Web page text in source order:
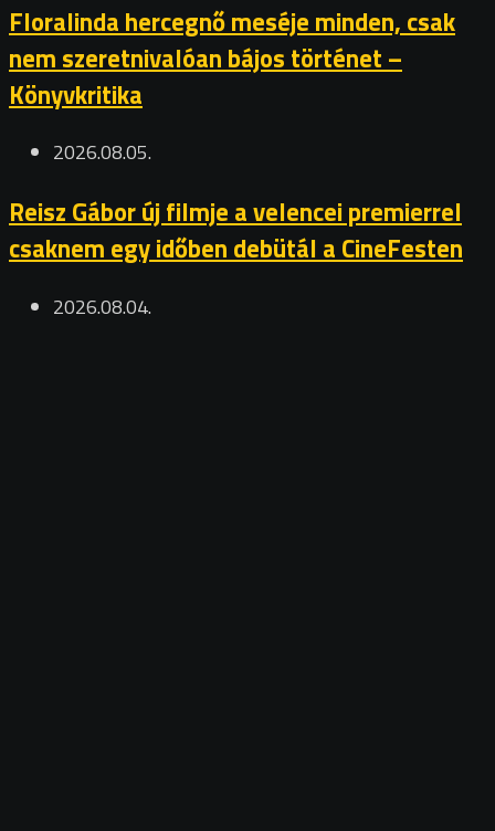
Floralinda hercegnő meséje minden, csak
nem szeretnivalóan bájos történet –
Könyvkritika
2026.08.05.
Reisz Gábor új filmje a velencei premierrel
csaknem egy időben debütál a CineFesten
2026.08.04.